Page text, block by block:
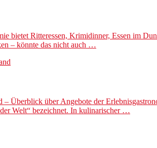
bietet Ritteressen, Krimidinner, Essen im
– könnte das nicht auch …
Überblick über Angebote der
Welt“ bezeichnet. In kulinarischer …